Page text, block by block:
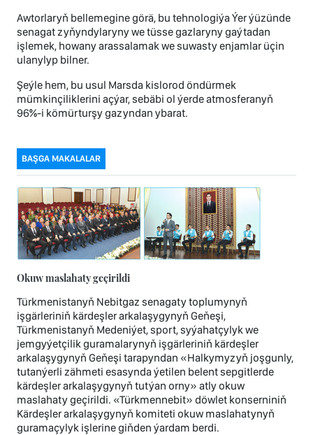
Awtorlaryň bellemegine görä, bu tehnologiýa Ýer ýüzünde
senagat zyňyndylaryny we tüsse gazlaryny gaýtadan
işlemek, howany arassalamak we suwasty enjamlar üçin
ulanylyp bilner.
Şeýle hem, bu usul Marsda kislorod öndürmek
mümkinçiliklerini açýar, sebäbi ol ýerde atmosferanyň
96%-i kömürturşy gazyndan ybarat.
BAŞGA MAKALALAR
Okuw maslahaty geçirildi
Türkmenistanyň Nebitgaz senagaty toplumynyň
işgärleriniň kärdeşler arkalaşygynyň Geňeşi,
Türkmenistanyň Medeniýet, sport, syýahatçylyk we
jemgyýetçilik guramalarynyň işgärleriniň kärdeşler
arkalaşygynyň Geňeşi tarapyndan «Halkymyzyň joşgunly,
tutanýerli zähmeti esasynda ýetilen belent sepgitlerde
kärdeşler arkalaşygynyň tutýan orny» atly okuw
maslahaty geçirildi. «Türkmennebit» döwlet konserniniň
Kärdeşler arkalaşygynyň komiteti okuw maslahatynyň
guramaçylyk işlerine giňden ýardam berdi.